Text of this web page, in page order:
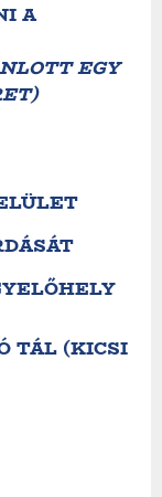
A
EGY
TÁL (KICSI